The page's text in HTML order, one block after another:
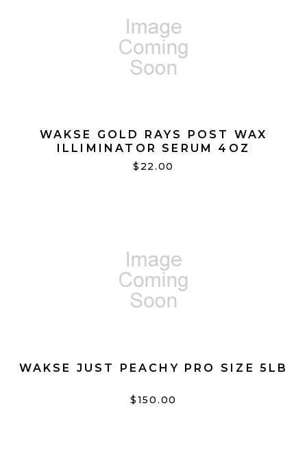
WAKSE GOLD RAYS POST WAX
ILLIMINATOR SERUM 4OZ
$22.00
WAKSE JUST PEACHY PRO SIZE 5LB
$150.00